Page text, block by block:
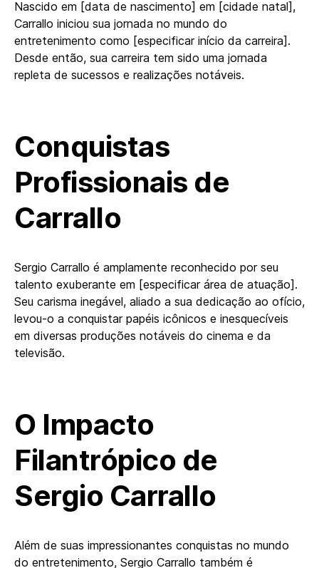
Nascido em [data de nascimento] em [cidade natal],
Carrallo iniciou sua jornada no mundo do
entretenimento como [especificar início da carreira].
Desde então, sua carreira tem sido uma jornada
repleta de sucessos e realizações notáveis.
Conquistas
Profissionais de
Carrallo
Sergio Carrallo é amplamente reconhecido por seu
talento exuberante em [especificar área de atuação].
Seu carisma inegável, aliado a sua dedicação ao ofício,
levou-o a conquistar papéis icônicos e inesquecíveis
em diversas produções notáveis do cinema e da
televisão.
O Impacto
Filantrópico de
Sergio Carrallo
Além de suas impressionantes conquistas no mundo
do entretenimento, Sergio Carrallo também é